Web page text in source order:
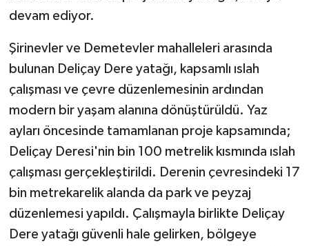
devam ediyor.
Şirinevler ve Demetevler mahalleleri arasında
bulunan Deliçay Dere yatağı, kapsamlı ıslah
çalışması ve çevre düzenlemesinin ardından
modern bir yaşam alanına dönüştürüldü. Yaz
ayları öncesinde tamamlanan proje kapsamında;
Deliçay Deresi'nin bin 100 metrelik kısmında ıslah
çalışması gerçekleştirildi. Derenin çevresindeki 17
bin metrekarelik alanda da park ve peyzaj
düzenlemesi yapıldı. Çalışmayla birlikte Deliçay
Dere yatağı güvenli hale gelirken, bölgeye